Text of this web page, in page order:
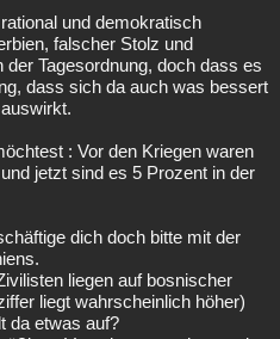
und demokratisch
falscher Stolz und
Tagesordnung, doch dass es
dass sich da auch was bessert
: Vor den Kriegen waren
jetzt sind es 5 Prozent in der
dich doch bitte mit der
liegen auf bosnischer
liegt wahrscheinlich höher)
da etwas auf?